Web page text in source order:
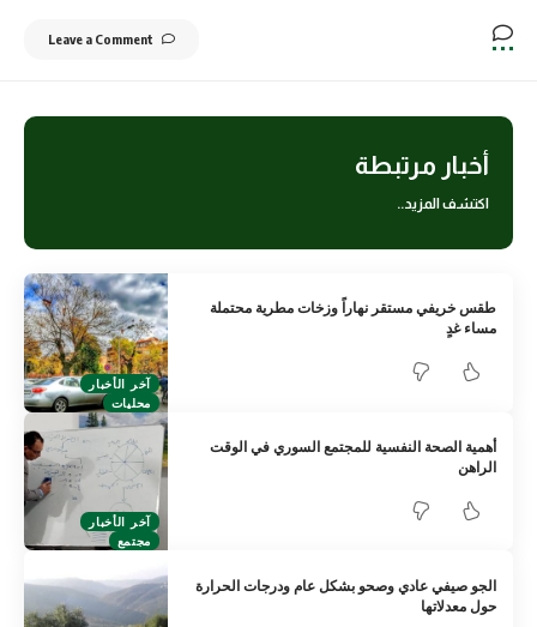
Leave a Comment
أخبار مرتبطة
اكتشف المزيد..
آخر الأخبار
محليات
طقس خريفي مستقر نهاراً وزخات مطرية محتملة
مساء غدٍ
آخر الأخبار
مجتمع
أهمية الصحة النفسية للمجتمع السوري في الوقت
الراهن
الجو صيفي عادي وصحو بشكل عام ودرجات الحرارة
حول معدلاتها